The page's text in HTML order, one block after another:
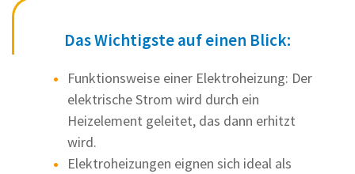
Das Wichtigste auf einen Blick:
Funktionsweise einer Elektroheizung: Der
elektrische Strom wird durch ein
Heizelement geleitet, das dann erhitzt
wird.
Elektroheizungen eignen sich ideal als